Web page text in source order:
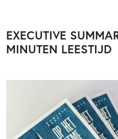
EXECUTIVE
MINUTEN LEESTIJD